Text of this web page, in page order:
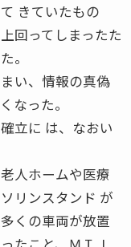
きていたもの
回ってしまったた
。
い、情報の真偽
なった。
立に は、なおい
人ホームや医療
リンスタンド が
くの車両が放置